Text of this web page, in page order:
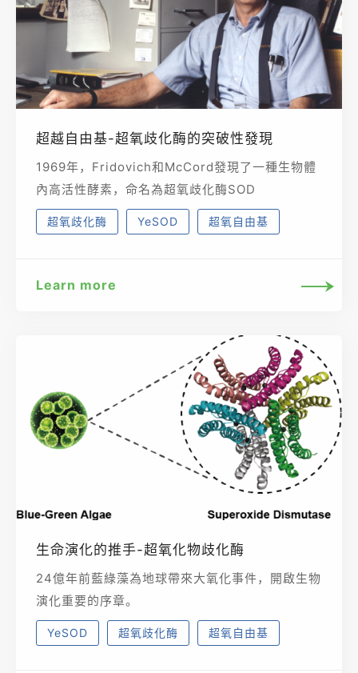
超越自由基-超氧歧化酶的突破性發現
1969年，Fridovich和McCord發現了一種生物體
內高活性酵素，命名為超氧歧化酶SOD
超氧歧化酶 YeSOD 超氧自由基
Learn more
生命演化的推手-超氧化物歧化酶
24億年前藍綠藻為地球帶來大氧化事件，開啟生物
演化重要的序章。
YeSOD 超氧歧化酶 超氧自由基